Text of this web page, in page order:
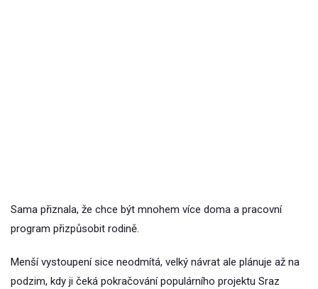
Sama přiznala, že chce být mnohem více doma a pracovní
program přizpůsobit rodině.
Menší vystoupení sice neodmítá, velký návrat ale plánuje až na
podzim, kdy ji čeká pokračování populárního projektu Sraz